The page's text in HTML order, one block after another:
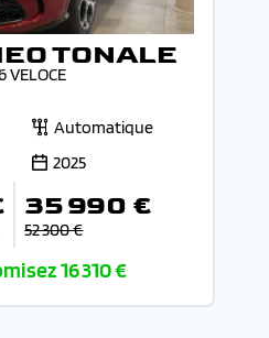
TONALE
VELOCE
Automatique
2025
35 990 €
52 300 €
16 310 €